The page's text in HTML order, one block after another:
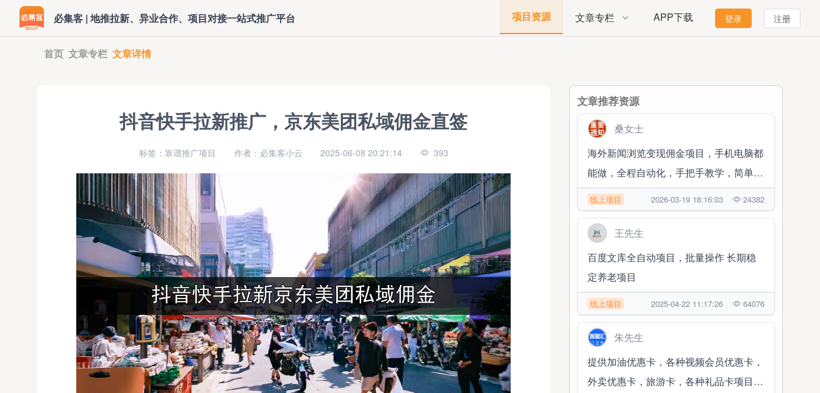
必集客 | 地推拉新、异业合作、项目对接一站式推广平台 项目资源 文章专栏 APP下载 登录 注册
首页 文章专栏 文章详情
抖音快手拉新推广，京东美团私域佣金直签
标签：靠谱推广项目 作者：必集客小云 2025-06-08 20:21:14 393
文章推荐资源
桑女士
海外新闻浏览变现佣金项目，手机电脑都
能做，全程自动化，手把手教学，简单易
学
线上项目 2026-03-19 18:16:03 24382
王先生
百度文库全自动项目，批量操作 长期稳
定养老项目
线上项目 2025-04-22 11:17:26 64076
朱先生
提供加油优惠卡，各种视频会员优惠卡，
外卖优惠卡，旅游卡，各种礼品卡项目，